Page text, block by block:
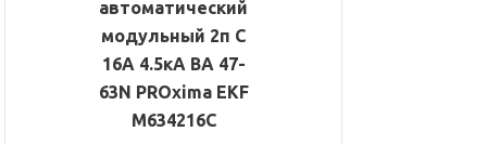
автоматический
модульный 2п C
16А 4.5кА ВА 47-
63N PROxima EKF
M634216C